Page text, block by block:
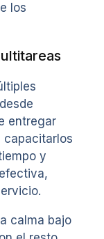
los
entregar
capacitarlos
y
calma bajo